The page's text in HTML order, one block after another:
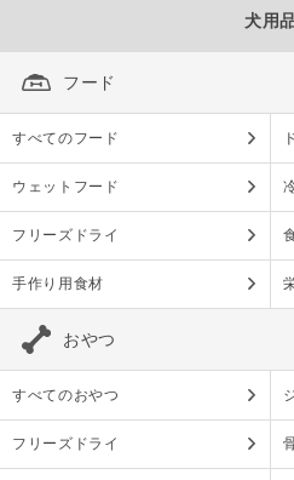
犬用
フード
すべてのフード
ウェットフード
フリーズドライ
手作り用食材
おやつ
すべてのおやつ
フリーズドライ